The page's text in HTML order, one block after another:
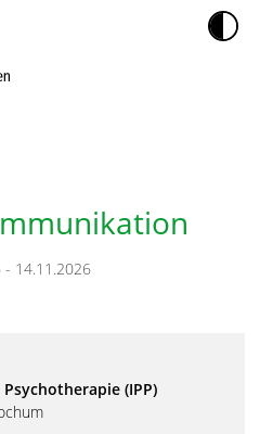
- 14.11.2026
(IPP)